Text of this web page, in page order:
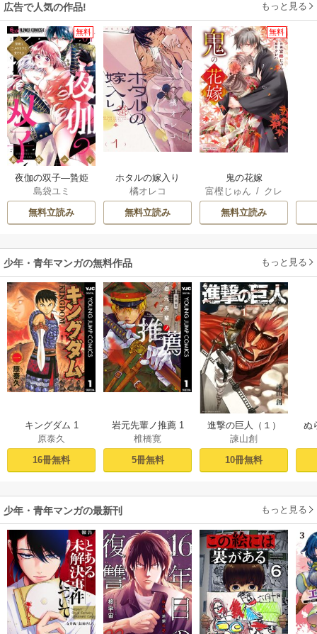
広告で人気の作品! もっと見る
無料
夜伽の双子―贄姫
は二人の王子に愛
される―
島袋ユミ
無料立読み
ホタルの嫁入り
橘オレコ
無料立読み
無料
鬼の花嫁
富樫じゅん / クレ
ハ
無料立読み
少年・青年マンガの無料作品 もっと見る
キングダム 1
原泰久
16冊無料
岩元先輩ノ推薦 1
椎橋寛
5冊無料
進撃の巨人（１）
諫山創
10冊無料
ぬ
少年・青年マンガの最新刊 もっと見る